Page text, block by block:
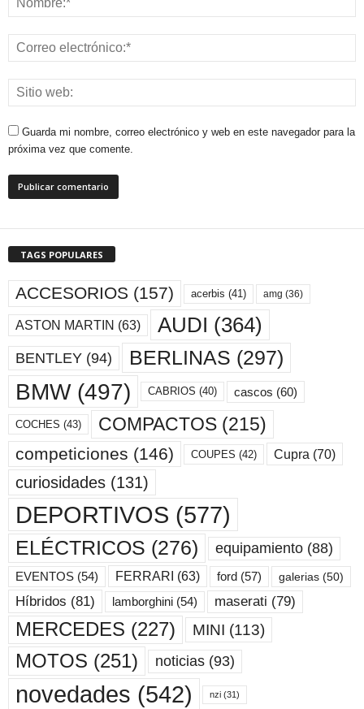
Guarda mi nombre, correo electrónico y web en este navegador para la
próxima vez que comente.
TAGS POPULARES
ACCESORIOS (157) acerbis (41) amg (36)
ASTON MARTIN (63) AUDI (364)
BENTLEY (94) BERLINAS (297)
BMW(497) CABRIOS (40) cascos (60)
COCHES (43) COMPACTOS (215)
competiciones (146) COUPES (42) Cupra (70)
curiosidades (131)
DEPORTIVOS (577)
ELÉCTRICOS (276) equipamiento (88)
EVENTOS (54) FERRARI (63) ford (57) galerias (50)
Híbridos (81) lamborghini (54) maserati (79)
MERCEDES (227) MINI (113)
MOTOS (251) noticias (93)
novedades (542) nzi (31)